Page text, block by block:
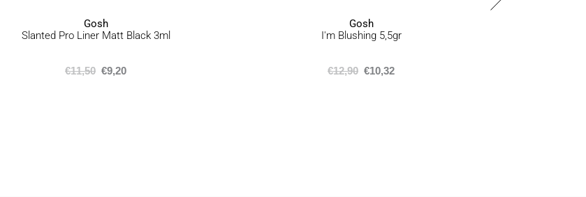
Gosh
Slanted Pro Liner Matt Black 3ml
€11,50 €9,20
Gosh
I'm Blushing 5,5gr
€12,90 €10,32